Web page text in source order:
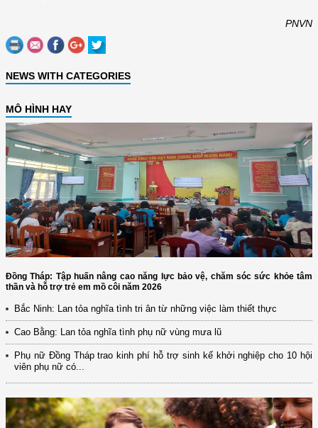
PNVN
NEWS WITH CATEGORIES
MÔ HÌNH HAY
Đồng Tháp: Tập huấn nâng cao năng lực bảo vệ, chăm sóc sức khỏe tâm
thần và hỗ trợ trẻ em mồ côi năm 2026
Bắc Ninh: Lan tỏa nghĩa tình tri ân từ những việc làm thiết thực
Cao Bằng: Lan tỏa nghĩa tình phụ nữ vùng mưa lũ
Phụ nữ Đồng Tháp trao kinh phí hỗ trợ sinh kế khởi nghiệp cho 10 hội
viên phụ nữ có...